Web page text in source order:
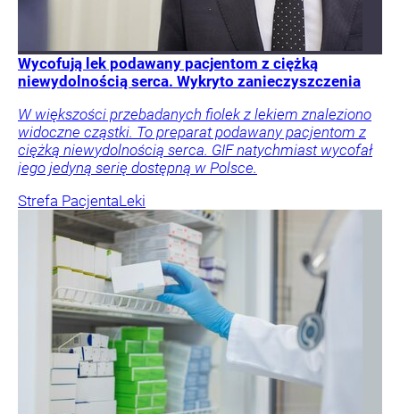
Wycofują lek podawany pacjentom z ciężką
niewydolnością serca. Wykryto zanieczyszczenia
W większości przebadanych fiolek z lekiem znaleziono
widoczne cząstki. To preparat podawany pacjentom z
ciężką niewydolnością serca. GIF natychmiast wycofał
jego jedyną serię dostępną w Polsce.
Strefa PacjentaLeki